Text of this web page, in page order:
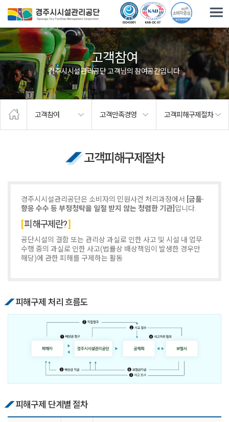
고객참여
경주시시설관리공단 고객님의 참여공간입니다.
고객참여 고객만족경영 고객피해구제절차
고객피해구제절차
경주시시설관리공단은 소비자의 민원사건 처리과정에서
[금품·
향응 수수 등 부정청탁을 일절 받지 않는 청렴한 기관] 입니다.
피해구제란?
공단시설의 결함 또는 관리상 과실로 인한 사고 및 시설 내 업무
수행 중의 과실로 인한 사고(법률상 배상책임이 발생한 경우만
해당)에 관한 피해를 구제하는 활동
피해구제 처리 흐름도
피해구제 단계별 절차